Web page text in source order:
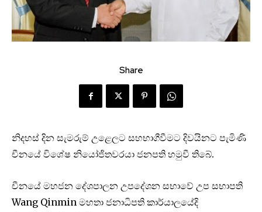
Share
නිදහස් දින සැමරුම් උළෙලට සහභාගීවීමට දිවයිනට පැමිණි
චීනයේ විශේෂ නියෝජිතවරයා ජනපති හමුවී තිබේ.
චීනයේ මහජන දේශපාලන උපදේශන සභාවේ උප සභාපති
Wang Qinmin මහතා ජනාධිපති කාර්යාලයේදි